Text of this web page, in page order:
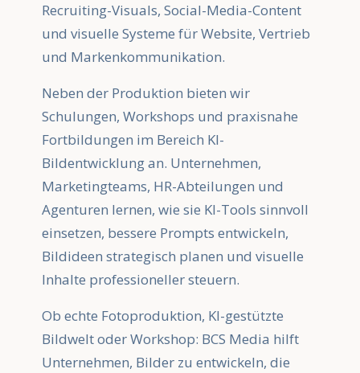
Recruiting-Visuals, Social-Media-Content
und visuelle Systeme für Website, Vertrieb
und Markenkommunikation.
Neben der Produktion bieten wir
Schulungen, Workshops und praxisnahe
Fortbildungen im Bereich KI-
Bildentwicklung an. Unternehmen,
Marketingteams, HR-Abteilungen und
Agenturen lernen, wie sie KI-Tools sinnvoll
einsetzen, bessere Prompts entwickeln,
Bildideen strategisch planen und visuelle
Inhalte professioneller steuern.
Ob echte Fotoproduktion, KI-gestützte
Bildwelt oder Workshop: BCS Media hilft
Unternehmen, Bilder zu entwickeln, die